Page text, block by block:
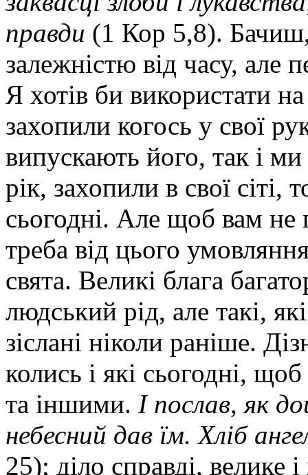
правди (1 Кор 5,8). Бачиш,
залежністю від часу, але
Я хотів би використати
захопили когось у свої
випускають його, так і
рік, захопили в свої сіті,
сьогодні. Але щоб вам не
треба від цього
свята. Великі блага
людський рід, але такі,
зіслані ніколи раніше.
колись і які сьогодні,
та іншими. І послав, як
небесний дав їм. Хліб
25); діло справді, велике